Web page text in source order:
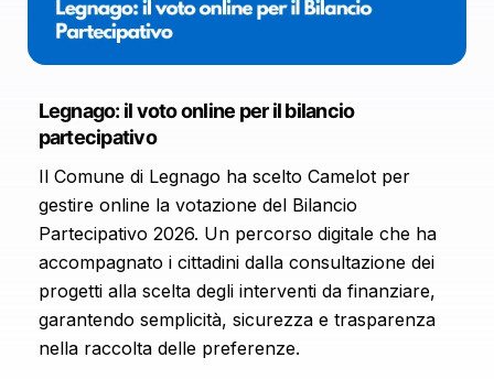
Legnago: il voto online per il bilancio
partecipativo
Il Comune di Legnago ha scelto Camelot per
gestire online la votazione del Bilancio
Partecipativo 2026. Un percorso digitale che ha
accompagnato i cittadini dalla consultazione dei
progetti alla scelta degli interventi da finanziare,
garantendo semplicità, sicurezza e trasparenza
nella raccolta delle preferenze.